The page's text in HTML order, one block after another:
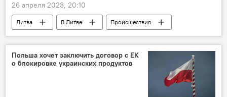
26 апреля 2023, 20:10
Литва В Литве
Происшествия
Прокуратура Литвы
Паневежис
Польша хочет заключить договор с ЕК
о блокировке украинских продуктов